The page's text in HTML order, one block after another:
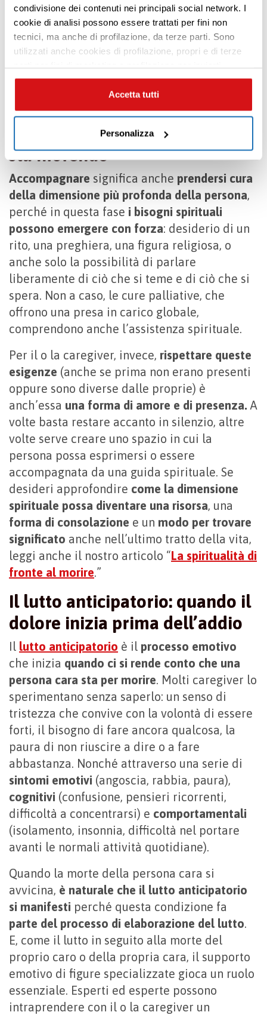
condivisione dei contenuti nei principali social network. I
cookie di analisi possono essere trattati per fini non
tecnici, ma anche di profilazione, da terze parti. Sono
utilizzati anche cookies di profilazione, propri e di terze
contenuti mirati sulle tue preferenze e i tuoi interessi. Se
CHIUDI questo banner, saranno utilizzati soltanto
cookies tecnici. Seleziona i pulsanti sottostanti per
seleziona “ACCETTA TUTTI”, se vuoi abilitare o
disabilitare soltanto determinate categorie di cookies
e modificare le tue preferenze vai alla nostracookie
policy.
Accetta tutti
Personalizza
rispettando i desideri e i bisogni della persona
Inhospice o a casa, l’accompagnamento alla
morte può diventare un tempo condiviso di
tenerezza e ascolto. E, a volte, anche di
riconciliazione.
Sostenere la dimensione
spirituale e psicologica di chi
sta morendo
Accompagnare significa anche prendersi cura
della dimensione più profonda della persona,
perché in questa fase i bisogni spirituali
possono emergere con forza: desiderio di un
rito, una preghiera, una figura religiosa, o
anche solo la possibilità di parlare
liberamente di ciò che si teme e di ciò che si
spera. Non a caso, le cure palliative, che
offrono una presa in carico globale,
comprendono anche l’assistenza spirituale.
Per il o la caregiver, invece, rispettare queste
esigenze (anche se prima non erano presenti
oppure sono diverse dalle proprie) è
anch’essa una forma di amore e di presenza. A
volte basta restare accanto in silenzio, altre
volte serve creare uno spazio in cui la
persona possa esprimersi o essere
accompagnata da una guida spirituale. Se
desideri approfondire come la dimensione
spirituale possa diventare una risorsa, una
forma di consolazione e un modo per trovare
significato anche nell’ultimo tratto della vita,
leggi anche il nostro articolo “La spiritualità di
fronte al morire.”
Il lutto anticipatorio: quando il
dolore inizia prima dell’addio
Il lutto anticipatorio è il processo emotivo
che inizia quando ci si rende conto che una
persona cara sta per morire. Molti caregiver lo
sperimentano senza saperlo: un senso di
tristezza che convive con la volontà di essere
forti, il bisogno di fare ancora qualcosa, la
paura di non riuscire a dire o a fare
abbastanza. Nonché attraverso una serie di
sintomi emotivi (angoscia, rabbia, paura),
cognitivi (confusione, pensieri ricorrenti,
difficoltà a concentrarsi) e comportamentali
(isolamento, insonnia, difficoltà nel portare
avanti le normali attività quotidiane).
Quando la morte della persona cara si
avvicina, è naturale che il lutto anticipatorio
si manifesti perché questa condizione fa
parte del processo di elaborazione del lutto.
E, come il lutto in seguito alla morte del
proprio caro o della propria cara, il supporto
emotivo di figure specializzate gioca un ruolo
essenziale. Esperti ed esperte possono
intraprendere con il o la caregiver un
Premi INVIO per cercare o ESC per uscire